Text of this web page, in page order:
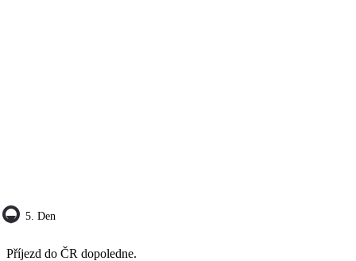
5. Den
Příjezd do ČR dopoledne.